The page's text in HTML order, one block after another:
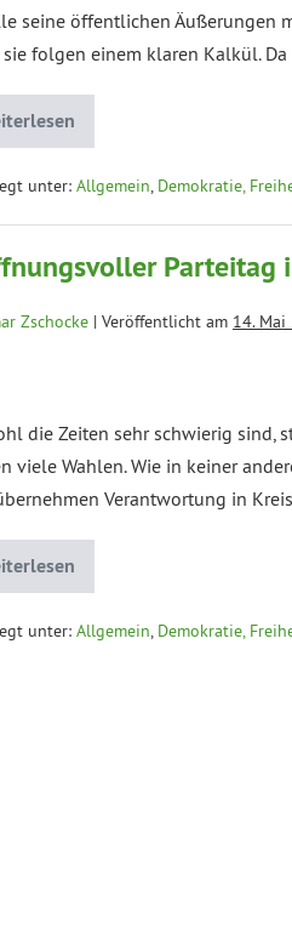
seine öffentlichen Äußerungen
sie folgen einem klaren Kalkül.
unter: Allgemein, Demokratie,
Parteitag
Zschocke | Veröffentlicht am 14. Mai
die Zeiten sehr schwierig sind,
viele Wahlen. Wie in keiner
Verantwortung in
unter: Allgemein, Demokratie,